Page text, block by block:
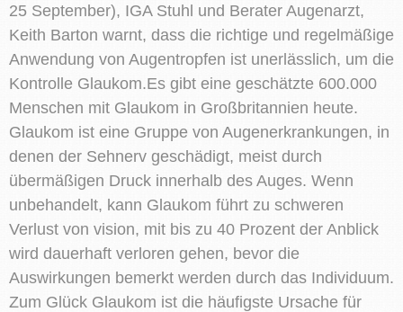
25 September), IGA Stuhl und Berater Augenarzt,
Keith Barton warnt, dass die richtige und regelmäßige
Anwendung von Augentropfen ist unerlässlich, um die
Kontrolle Glaukom.Es gibt eine geschätzte 600.000
Menschen mit Glaukom in Großbritannien heute.
Glaukom ist eine Gruppe von Augenerkrankungen, in
denen der Sehnerv geschädigt, meist durch
übermäßigen Druck innerhalb des Auges. Wenn
unbehandelt, kann Glaukom führt zu schweren
Verlust von vision, mit bis zu 40 Prozent der Anblick
wird dauerhaft verloren gehen, bevor die
Auswirkungen bemerkt werden durch das Individuum.
Zum Glück Glaukom ist die häufigste Ursache für